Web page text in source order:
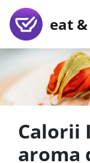
eat
Calorii
aroma